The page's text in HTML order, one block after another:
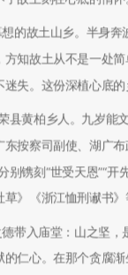
的故土山乡。半身
知故土从不是一处
失。这份深植心底的
黄柏乡人。九岁能
按察司副使、湖广
镌刻“世受天恩”“
》《浙江恤刑谳书
带入庙堂：山之坚，
仁心。在那个贪腐